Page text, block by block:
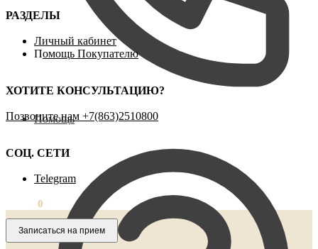
Помощь
РАЗДЕЛЫ
Личный кабинет
Помощь Покупателю
ХОТИТЕ КОНСУЛЬТАЦИЮ?
Позвоните нам ‪+7(863)2510800
СОЦ. СЕТИ
Telegram
0
Записаться на прием